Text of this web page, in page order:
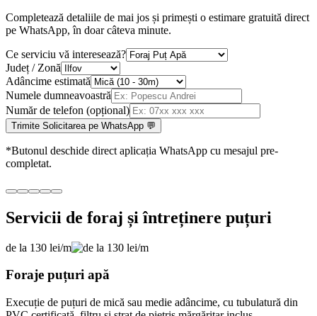
Completează detaliile de mai jos și primești o estimare gratuită direct
pe WhatsApp, în doar câteva minute.
Ce serviciu vă interesează?
Județ / Zonă
Adâncime estimată
Numele dumneavoastră
Număr de telefon (opțional)
Trimite Solicitarea pe WhatsApp 💬
*Butonul deschide direct aplicația WhatsApp cu mesajul pre-
completat.
Servicii de foraj și întreținere puțuri
de la 130 lei/m
Foraje puțuri apă
Execuție de puțuri de mică sau medie adâncime, cu tubulatură din